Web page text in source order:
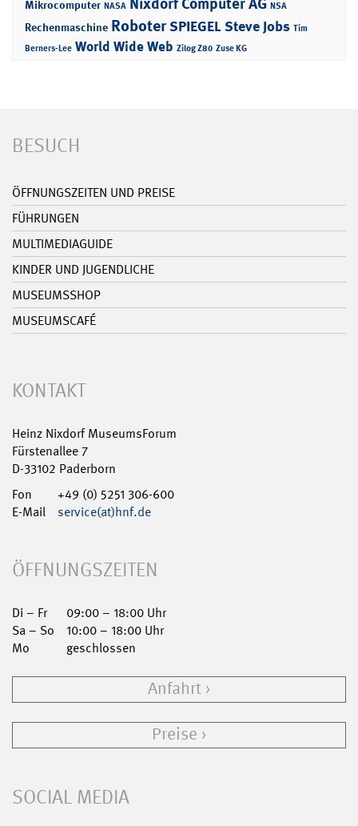
Mikrocomputer NASA NSA
Rechenmaschine RoboterSPIEGELSteve Jobs Tim
Berners-Lee World Wide Web Zilog Z80 Zuse KG
BESUCH
ÖFFNUNGSZEITEN UND PREISE
FÜHRUNGEN
MULTIMEDIAGUIDE
KINDER UND JUGENDLICHE
MUSEUMSSHOP
MUSEUMSCAFÉ
KONTAKT
Heinz Nixdorf MuseumsForum
Fürstenallee 7
D-33102 Paderborn
Fon
+49 (0) 5251 306-600
E-Mail
service(at)hnf.de
ÖFFNUNGSZEITEN
Di – Fr
09:00 – 18:00 Uhr
Sa – So
10:00 – 18:00 Uhr
Mo
geschlossen
Anfahrt
Preise
SOCIAL MEDIA